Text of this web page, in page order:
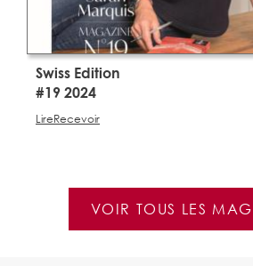
Swiss Edition
#19 2024
LireRecevoir
VOIR TOUS LES